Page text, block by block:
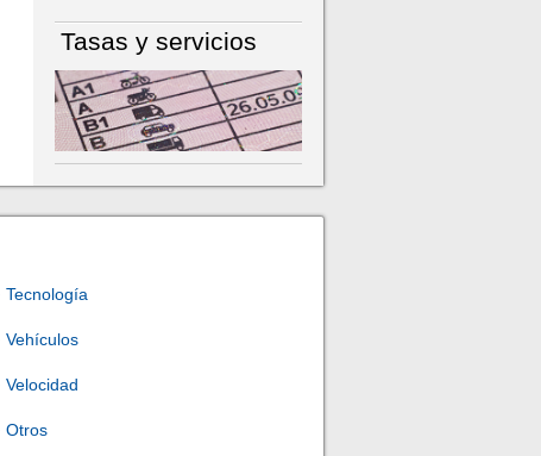
Tasas y servicios
Tecnología
Vehículos
Velocidad
Otros